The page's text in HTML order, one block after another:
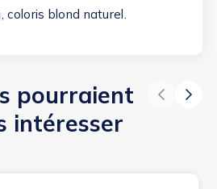
coloris blond naturel.
pourraient
intéresser